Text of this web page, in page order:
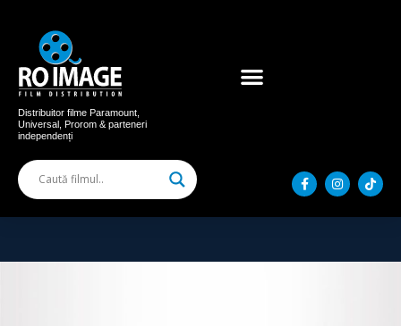
Distribuitor filme Paramount,
Universal, Prorom & parteneri
independenți